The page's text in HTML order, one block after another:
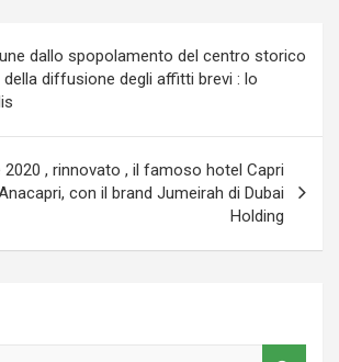
dallo spopolamento del centro storico
diffusione degli affitti brevi : lo
2020 , rinnovato , il famoso hotel Capri
con il brand Jumeirah di Dubai
Holding